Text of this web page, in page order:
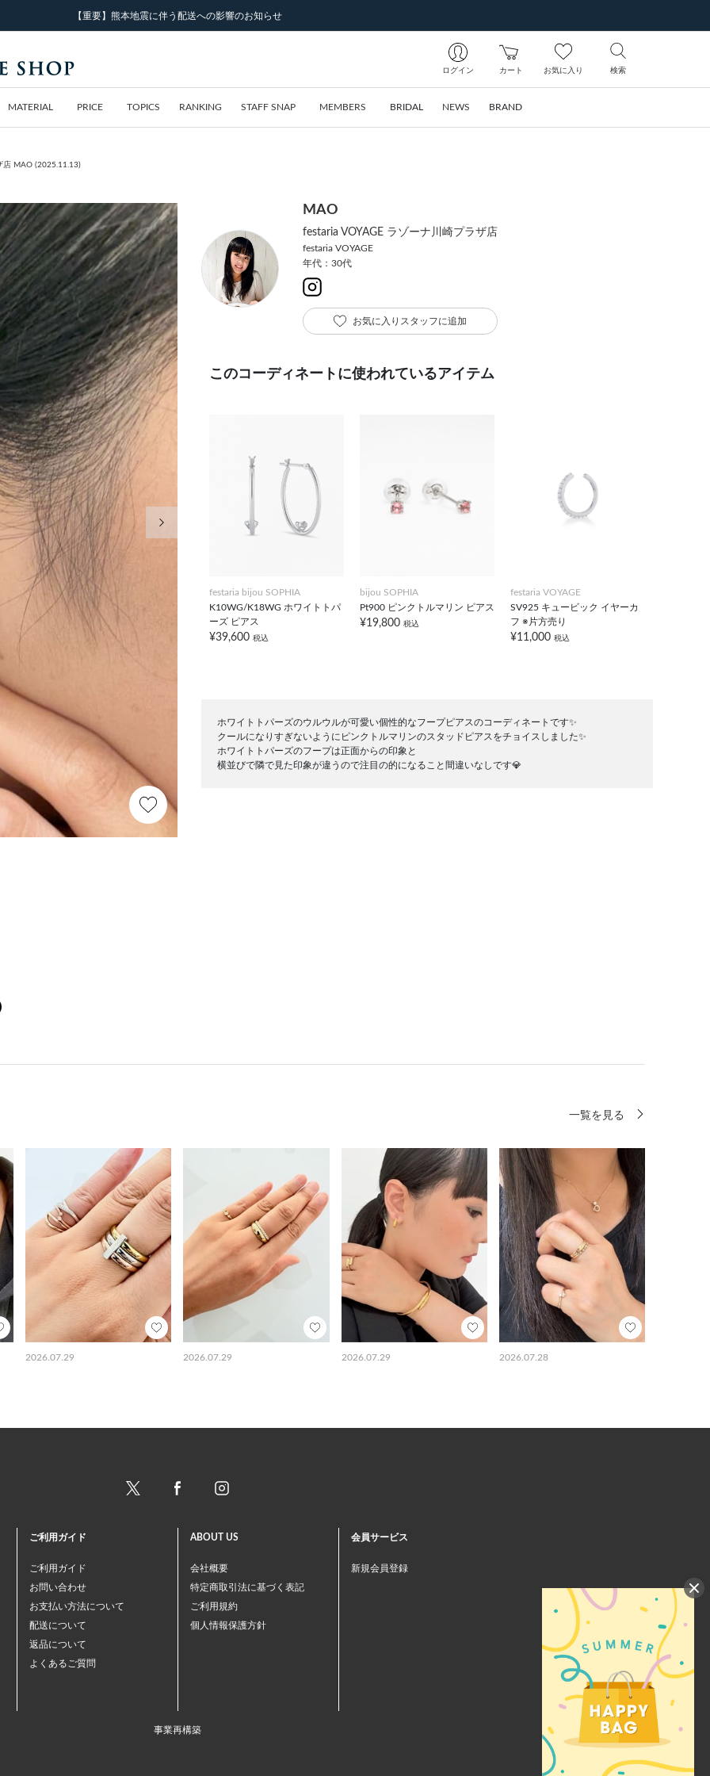
【重要】熊本地震に伴う配送への影響のお知らせ
ログイン カート お気に入り 検索
MATERIAL PRICE TOPICS RANKING STAFF SNAP MEMBERS BRIDAL NEWS BRAND
店 MAO (2025.11.13)
MAO
festaria VOYAGE ラゾーナ川崎プラザ店
festaria VOYAGE
年代：30代
お気に入りスタッフに追加
このコーディネートに使われているアイテム
festaria bijou SOPHIA
K10WG/K18WG ホワイトトパ
ーズ ピアス
¥39,600 税込
bijou SOPHIA
Pt900 ピンクトルマリン ピアス
¥19,800 税込
festaria VOYAGE
SV925 キュービック イヤーカ
フ ※片方売り
¥11,000 税込
ホワイトトパーズのウルウルが可愛い個性的なフープピアスのコーディネートです✨
クールになりすぎないようにピンクトルマリンのスタッドピアスをチョイスしました✨
ホワイトトパーズのフープは正面からの印象と
横並びで隣で見た印象が違うので注目の的になること間違いなしです💎
一覧を見る
2026.07.29 2026.07.29 2026.07.29 2026.07.28
ご利用ガイド
ご利用ガイド
お問い合わせ
お支払い方法について
配送について
返品について
よくあるご質問
ABOUT US
会社概要
特定商取引法に基づく表記
ご利用規約
個人情報保護方針
会員サービス
新規会員登録
事業再構築